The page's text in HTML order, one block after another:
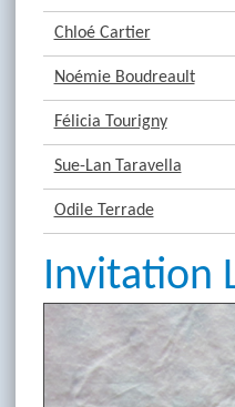
Chloé Cartier
Noémie Boudreault
Félicia Tourigny
Sue-Lan Taravella
Odile Terrade
Invitation